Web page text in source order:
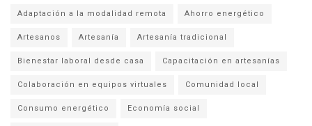
Adaptación a la modalidad remota Ahorro energético
Artesanos Artesanía Artesanía tradicional
Bienestar laboral desde casa Capacitación en artesanías
Colaboración en equipos virtuales Comunidad local
Consumo energético Economía social